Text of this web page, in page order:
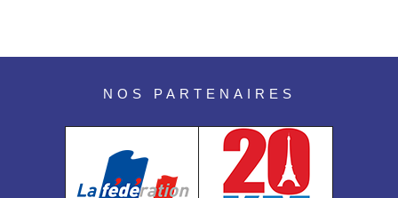
NOS PARTENAIRES